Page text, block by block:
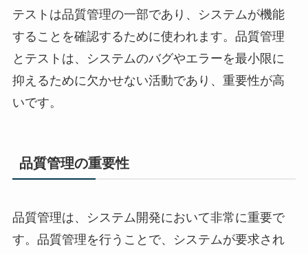
テストは品質管理の一部であり、システムが機能
することを確認するために使われます。品質管理
とテストは、システムのバグやエラーを最小限に
抑えるために欠かせない活動であり、重要性が高
いです。
品質管理の重要性
品質管理は、システム開発において非常に重要で
す。品質管理を行うことで、システムが要求され